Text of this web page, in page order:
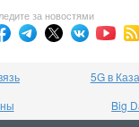
за новостями
5G в
Big